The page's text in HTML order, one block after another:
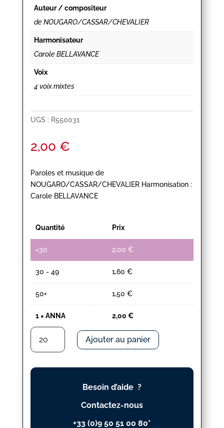
Auteur / compositeur
de NOUGARO/CASSAR/CHEVALIER
Harmonisateur
Carole BELLAVANCE
Voix
4 voix mixtes
UGS : R550031
2,00 €
Paroles et musique de
NOUGARO/CASSAR/CHEVALIER Harmonisation :
Carole BELLAVANCE
Quantité Prix
<30 2,00 €
30 - 49 1,60 €
50+ 1,50 €
1× ANNA 2,00 €
quantité
ANNA
Ajouter au panier
Besoin d’aide ?
Contactez-nous
+33 (0)9 50 51 00 80*